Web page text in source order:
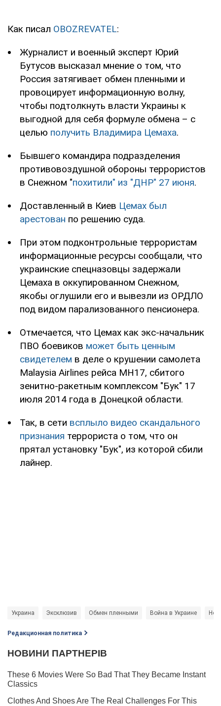
Как писал OBOZREVATEL:
Журналист и военный эксперт Юрий
Бутусов высказал мнение о том, что
Россия затягивает обмен пленными и
провоцирует информационную волну,
чтобы подтолкнуть власти Украины к
выгодной для себя формуле обмена – с
целью получить Владимира Цемаха.
Бывшего командира подразделения
противовоздушной обороны террористов
в Снежном "похитили" из "ДНР" 27 июня.
Доставленный в Киев Цемах был
арестован по решению суда.
При этом подконтрольные террористам
информационные ресурсы сообщали, что
украинские спецназовцы задержали
Цемаха в оккупированном Снежном,
якобы оглушили его и вывезли из ОРДЛО
под видом парализованного пенсионера.
Отмечается, что Цемах как экс-начальник
ПВО боевиков может быть ценным
свидетелем в деле о крушении самолета
Malaysia Airlines рейса МН17, сбитого
зенитно-ракетным комплексом "Бук" 17
июля 2014 года в Донецкой области.
Так, в сети всплыло видео скандального
признания террориста о том, что он
прятал установку "Бук", из которой сбили
лайнер.
Украина Эксклюзив Обмен пленными Война в Украине
Редакционная политика